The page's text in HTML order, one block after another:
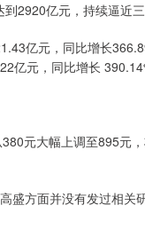
2920亿元，持续逼近三
亿元，同比增长
亿元，同比增长
元大幅上调至895元
盛方面并没有发过相关